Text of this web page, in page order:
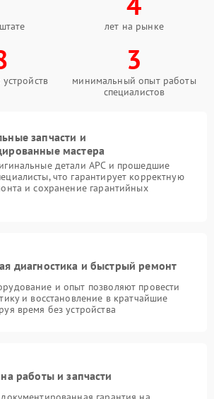
лет на рынке
3
минимальный опыт работы
специалистов
запчасти и
мастера
детали APC и прошедшие
что гарантирует корректную
и сохранение гарантийных
диагностика и быстрый ремонт
и опыт позволяют провести
и восстановление в кратчайшие
время без устройства
работы и запчасти